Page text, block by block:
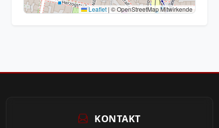
Leaflet | © OpenStreetMap Mitwirkende
KONTAKT